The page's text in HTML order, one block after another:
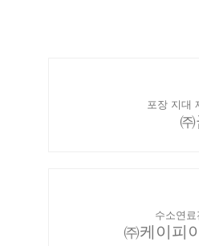
포장 지대
㈜
수소연
㈜케이피